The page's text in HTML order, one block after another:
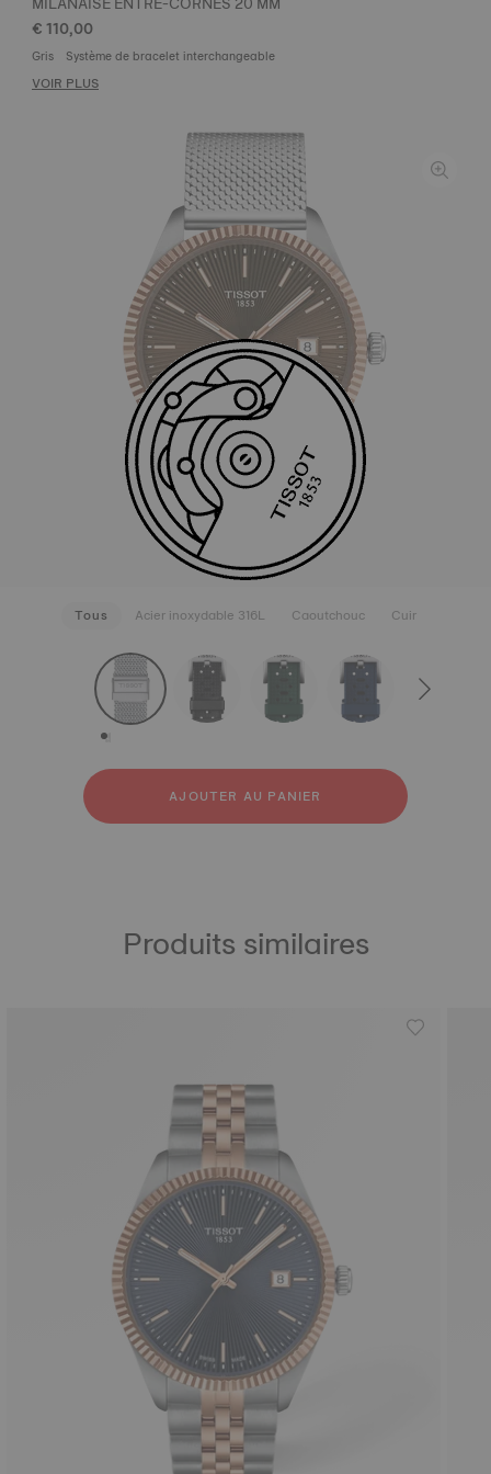
€ 110,00
Gris Système de bracelet interchangeable
VOIR PLUS
Tous Acier inoxydable 316L Caoutchouc Cuir
strapConfigurator
Acier inoxydable 316L
Caoutchouc
Cuir
AJOUTER AU PANIER
Produits similaires